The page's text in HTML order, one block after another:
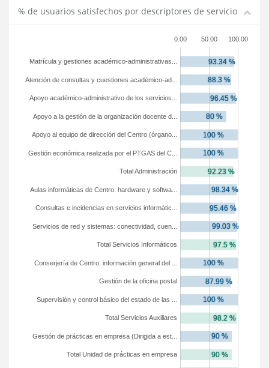
% de usuarios satisfechos por descriptores de servicio
0.00 50.00 100.00
Total Unidad de prácticas en empresa
Gestión de prácticas en empresa (Dirigida a est...
Total Servicios Auxiliares
Supervisión y control básico del estado de las ...
Gestión de la oficina postal
Conserjería de Centro: información general del ...
Total Servicios Informáticos
Servicios de red y sistemas: conectividad, cuen...
Consultas e incidencias en servicios informátic...
Aulas informáticas de Centro: hardware y softwa...
Total Administración
Gestión económica realizada por el PTGAS del C...
Apoyo al equipo de dirección del Centro (órgano...
Apoyo a la gestión de la organización docente d...
Apoyo académico-administrativo de los servicios...
Atención de consultas y cuestiones académico-ad...
Matrícula y gestiones académico-administrativas...